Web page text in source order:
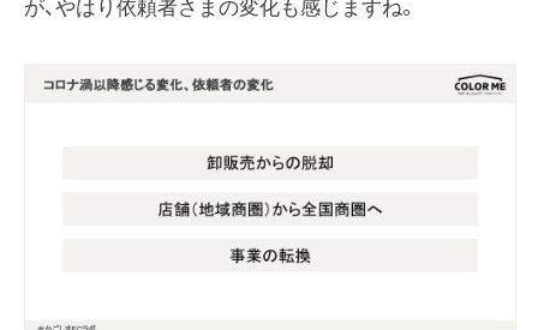
が、やはり依頼者さまの変化も感じますね。